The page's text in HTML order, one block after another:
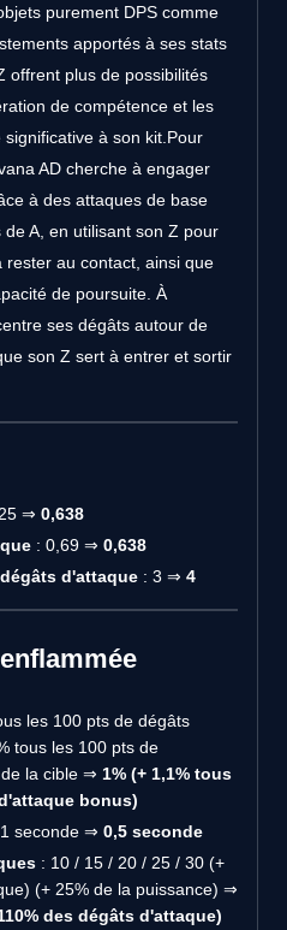
purement DPS comme
apportés à ses stats
offrent plus de possibilités
de compétence et les
à son kit.Pour
AD cherche à engager
à des attaques de base
A, en utilisant son Z pour
au contact, ainsi que
de poursuite. À
ses dégâts autour de
son Z sert à entrer et sortir
⇒ 0,638
: 0,69 ⇒ 0,638
d'attaque : 3 ⇒ 4
les 100 pts de dégâts
tous les 100 pts de
la cible ⇒ 1% (+ 1,1% tous
bonus)
seconde ⇒ 0,5 seconde
: 10 / 15 / 20 / 25 / 30 (+
(+ 25% de la puissance) ⇒
des dégâts d'attaque)